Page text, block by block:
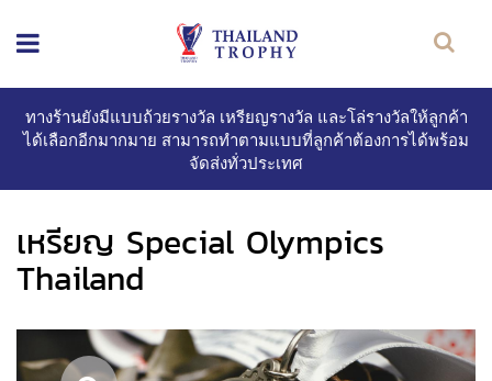
ทางร้านยังมีแบบถ้วยรางวัล เหรียญรางวัล และโล่รางวัลให้ลูกค้า
ได้เลือกอีกมากมาย สามารถทำตามแบบที่ลูกค้าต้องการได้พร้อม
จัดส่งทั่วประเทศ
เหรียญ Special Olympics
Thailand